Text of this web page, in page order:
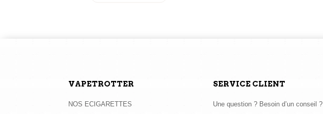
VAPETROTTER
NOS ECIGARETTES
SERVICE CLIENT
Une question ? Besoin d’un conseil ?